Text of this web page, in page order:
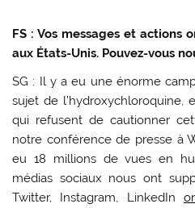
FS : Vos messages et actions
aux États-Unis. Pouvez-vous
SG : Il y a eu une énorme
sujet de l’hydroxychloroquine,
qui refusent de cautionner
notre conférence de presse à
eu 18 millions de vues en
médias sociaux nous ont
Twitter, Instagram, LinkedIn